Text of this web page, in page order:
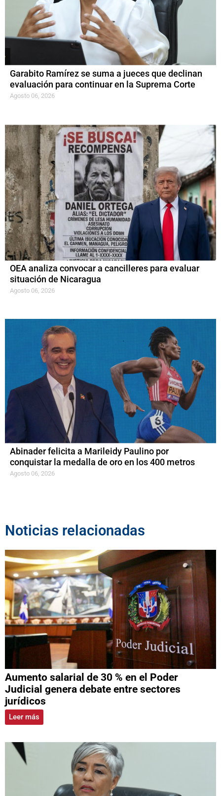
Garabito Ramírez se suma a jueces que declinan
evaluación para continuar en la Suprema Corte
Agosto 06, 2026
OEA analiza convocar a cancilleres para evaluar
situación de Nicaragua
Agosto 06, 2026
Abinader felicita a Marileidy Paulino por
conquistar la medalla de oro en los 400 metros
Agosto 06, 2026
Noticias relacionadas
Aumento salarial de 30 % en el Poder
Judicial genera debate entre sectores
jurídicos
Leer más